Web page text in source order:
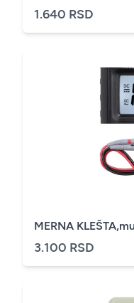
1.640 RSD
MERNA
3.100 RSD